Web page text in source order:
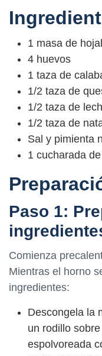
1 masa de
4 huevos
1 taza de
1/2 taza de
1/2 taza de
1/2 taza de
Sal y pimienta
1 cucharada
Paso 1:
Comienza
Mientras el horno
ingredientes:
Descongela la
un rodillo
espolvoreada